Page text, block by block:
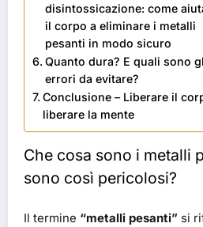
disintossicazione: come
il corpo a eliminare i metalli
pesanti in modo sicuro
Quanto dura? E quali sono
errori da evitare?
Conclusione – Liberare il
liberare la mente
Che cosa sono i metalli
sono così pericolosi?
Il termine “metalli pesanti” si